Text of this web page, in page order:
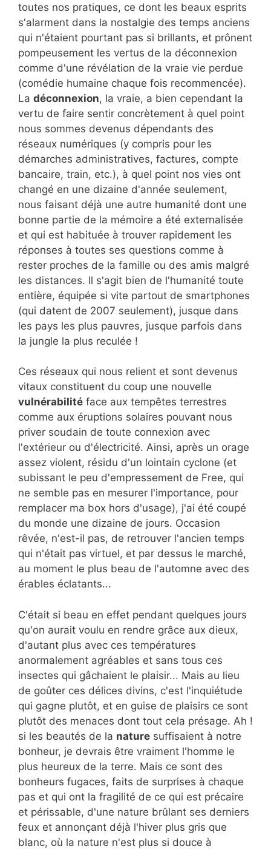
toutes nos pratiques, ce dont les beaux esprits
s'alarment dans la nostalgie des temps anciens
qui n'étaient pourtant pas si brillants, et prônent
pompeusement les vertus de la déconnexion
comme d'une révélation de la vraie vie perdue
(comédie humaine chaque fois recommencée).
La déconnexion, la vraie, a bien cependant la
vertu de faire sentir concrètement à quel point
nous sommes devenus dépendants des
réseaux numériques (y compris pour les
démarches administratives, factures, compte
bancaire, train, etc.), à quel point nos vies ont
changé en une dizaine d'année seulement,
nous faisant déjà une autre humanité dont une
bonne partie de la mémoire a été externalisée
et qui est habituée à trouver rapidement les
réponses à toutes ses questions comme à
rester proches de la famille ou des amis malgré
les distances. Il s'agit bien de l'humanité toute
entière, équipée si vite partout de smartphones
(qui datent de 2007 seulement), jusque dans
les pays les plus pauvres, jusque parfois dans
la jungle la plus reculée !
Ces réseaux qui nous relient et sont devenus
vitaux constituent du coup une nouvelle
vulnérabilité face aux tempêtes terrestres
comme aux éruptions solaires pouvant nous
priver soudain de toute connexion avec
l'extérieur ou d'électricité. Ainsi, après un orage
assez violent, résidu d'un lointain cyclone (et
subissant le peu d'empressement de Free, qui
ne semble pas en mesurer l'importance, pour
remplacer ma box hors d'usage), j'ai été coupé
du monde une dizaine de jours. Occasion
rêvée, n'est-il pas, de retrouver l'ancien temps
qui n'était pas virtuel, et par dessus le marché,
au moment le plus beau de l'automne avec des
érables éclatants...
C'était si beau en effet pendant quelques jours
qu'on aurait voulu en rendre grâce aux dieux,
d'autant plus avec ces températures
anormalement agréables et sans tous ces
insectes qui gâchaient le plaisir... Mais au lieu
de goûter ces délices divins, c'est l'inquiétude
qui gagne plutôt, et en guise de plaisirs ce sont
plutôt des menaces dont tout cela présage. Ah !
si les beautés de la nature suffisaient à notre
bonheur, je devrais être vraiment l'homme le
plus heureux de la terre. Mais ce sont des
bonheurs fugaces, faits de surprises à chaque
pas et qui ont la fragilité de ce qui est précaire
et périssable, d'une nature brûlant ses derniers
feux et annonçant déjà l'hiver plus gris que
blanc, où la nature n'est plus si douce à